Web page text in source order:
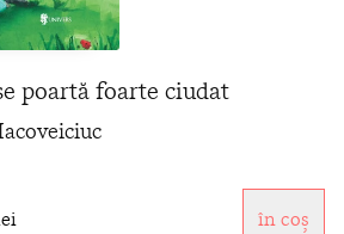
poartă foarte ciudat
în coș